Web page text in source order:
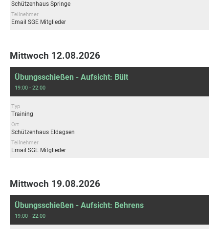
Schützenhaus Springe
Teilnehmer
Email SGE Mitglieder
Mittwoch 12.08.2026
Übungsschießen - Aufsicht: Bült
19:00 - 22:00
Typ
Training
Ort
Schützenhaus Eldagsen
Teilnehmer
Email SGE Mitglieder
Mittwoch 19.08.2026
Übungsschießen - Aufsicht: Behrens
19:00 - 22:00